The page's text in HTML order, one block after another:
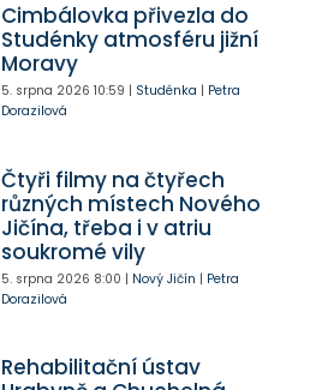
Cimbálovka přivezla do
Studénky atmosféru jižní
Moravy
5. srpna 2026 10:59 | Studénka | Petra
Dorazilová
Čtyři filmy na čtyřech
různých místech Nového
Jičína, třeba i v atriu
soukromé vily
5. srpna 2026 8:00 | Nový Jičín | Petra
Dorazilová
Rehabilitační ústav